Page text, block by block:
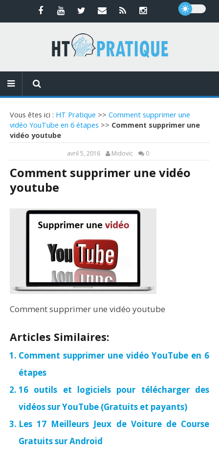
Vous êtes ici : HT Pratique >> Comment supprimer une
vidéo YouTube en 6 étapes >> Comment supprimer une
vidéo youtube
avril 5, 2016 Midovic 0
Comment supprimer une vidéo
youtube
Comment supprimer une vidéo youtube
Articles Similaires:
Comment supprimer une vidéo YouTube en 6
étapes
16 outils et logiciels pour télécharger des
vidéos sur YouTube (Gratuits et payants)
Les 17 Meilleurs Jeux de Voiture de Course
Gratuits sur Android